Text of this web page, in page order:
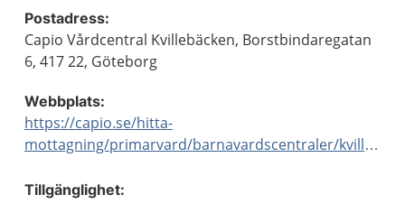
Postadress:
Capio Vårdcentral Kvillebäcken, Borstbindaregatan
6, 417 22, Göteborg
Webbplats:
https://capio.se/hitta-
mottagning/primarvard/barnavardscentraler/kvillebacken/
Tillgänglighet: